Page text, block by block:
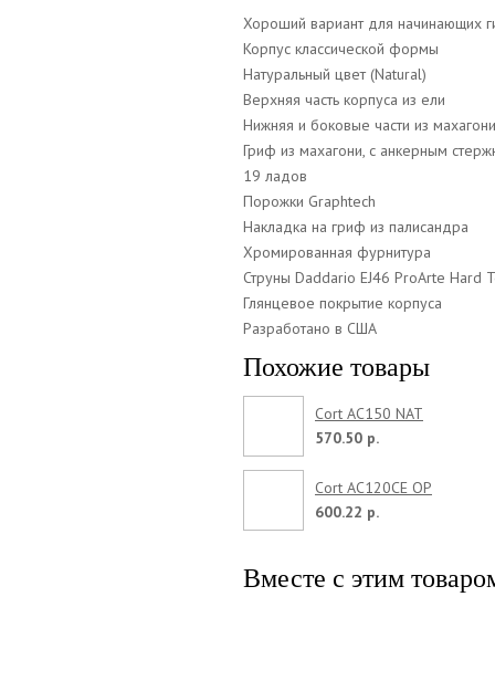
Хороший вариант для начинающих
Корпус классической формы
Натуральный цвет (Natural)
Верхняя часть корпуса из ели
Нижняя и боковые части из махагони
Гриф из махагони, с анкерным
19 ладов
Порожки Graphtech
Накладка на гриф из палисандра
Хромированная фурнитура
Струны Daddario EJ46 ProArte Hard
Глянцевое покрытие корпуса
Разработано в США
Похожие товары
Cort AC150 NAT
570.50 р.
Cort AC120CE OP
600.22 р.
Вместе с этим